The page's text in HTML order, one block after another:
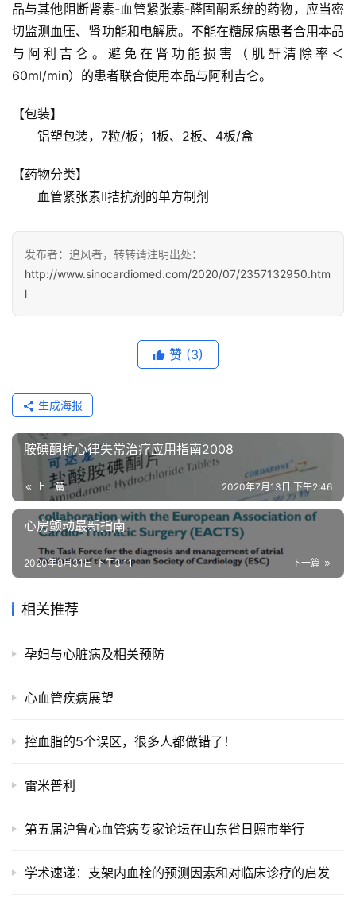
品与其他阻断肾素-血管紧张素-醛固酮系统的药物，应当密
切监测血压、肾功能和电解质。不能在糖尿病患者合用本品
与阿利吉仑。避免在肾功能损害（肌酐清除率＜
60ml/min）的患者联合使用本品与阿利吉仑。
【包装】
铝塑包装，7粒/板；1板、2板、4板/盒
【药物分类】
血管紧张素II拮抗剂的单方制剂
发布者：追风者，转转请注明出处：
http://www.sinocardiomed.com/2020/07/2357132950.htm
l
赞 (3)
生成海报
胺碘酮抗心律失常治疗应用指南2008
上一篇 2020年7月13日 下午2:46
心房颤动最新指南
下一篇
2020年8月31日 下午3:11
相关推荐
孕妇与心脏病及相关预防
心血管疾病展望
控血脂的5个误区，很多人都做错了！
雷米普利
第五届沪鲁心血管病专家论坛在山东省日照市举行
学术速递：支架内血栓的预测因素和对临床诊疗的启发